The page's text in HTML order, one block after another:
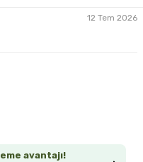
12 Tem 2026
avantajı!